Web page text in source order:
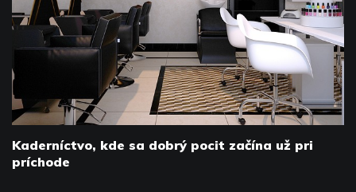
Kaderníctvo, kde sa dobrý pocit začína už pri
príchode